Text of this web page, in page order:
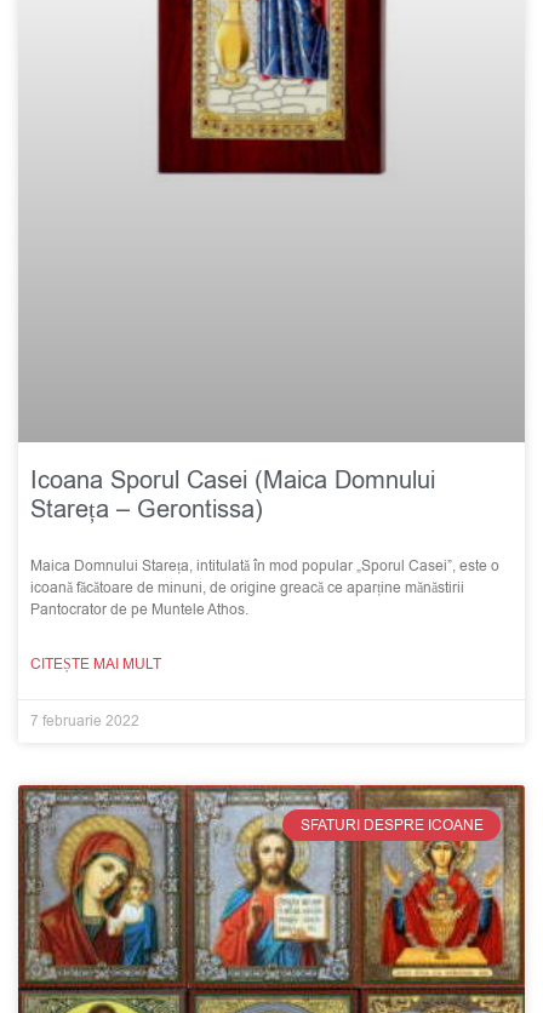
Icoana Sporul Casei (Maica Domnului
Stareța – Gerontissa)
Maica Domnului Stareța, intitulată în mod popular „Sporul Casei”, este o
icoană făcătoare de minuni, de origine greacă ce aparține mănăstirii
Pantocrator de pe Muntele Athos.
CITEȘTE MAI MULT
7 februarie 2022
SFATURI DESPRE ICOANE